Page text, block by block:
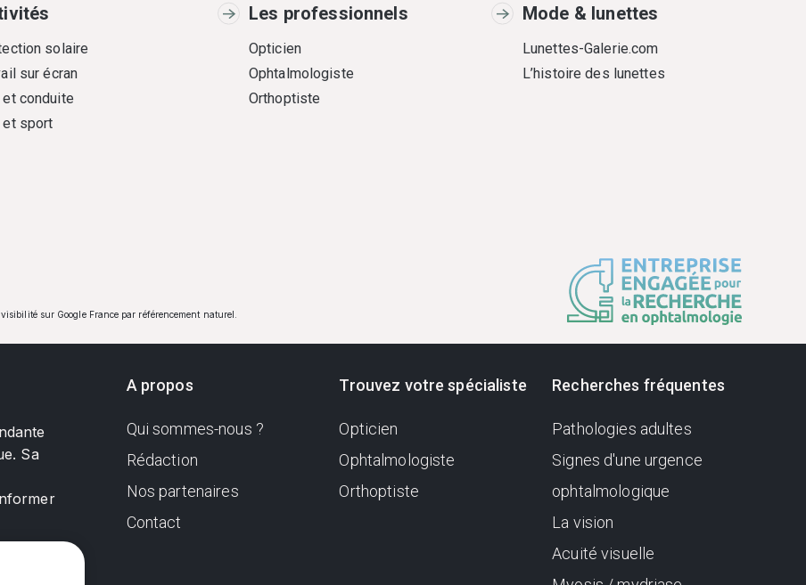
solaire
sur écran
et conduite
et sport
Les professionnels
Opticien
Ophtalmologiste
Orthoptiste
Mode & lunettes
Lunettes-Galerie.com
L’histoire des lunettes
sur Google France par référencement naturel.
Sa
A propos
Qui sommes-nous ?
Rédaction
Nos partenaires
Contact
Trouvez votre spécialiste
Opticien
Ophtalmologiste
Orthoptiste
Recherches fréquentes
Pathologies adultes
Signes d'une urgence
ophtalmologique
La vision
Acuité visuelle